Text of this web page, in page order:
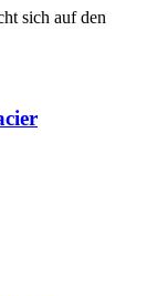
sich auf den